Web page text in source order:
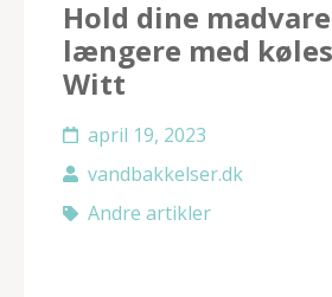
Hold dine
længere med
Witt
april 19, 2023
vandbakkelser.dk
Andre artikler